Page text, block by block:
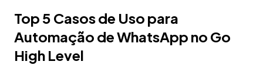
Top 5 Casos de Uso para
Automação de WhatsApp no Go
High Level